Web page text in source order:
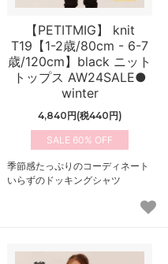
【PETITMIG】 knit
T19【1-2歳/80cm - 6-7
歳/120cm】black ニット
トップス AW24SALE●
winter
4,840円(税440円)
60%
季節感たっぷりのコーディネート
いらずのドッキングシャツ